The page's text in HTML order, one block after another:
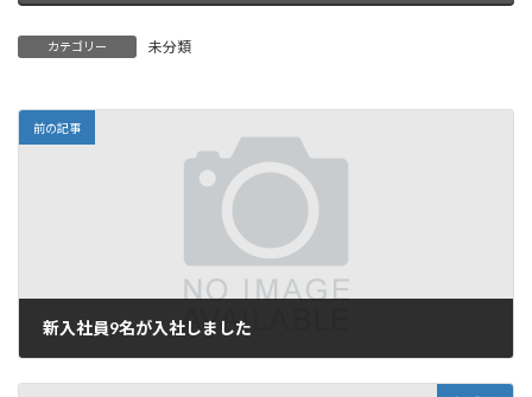
カテゴリー 未分類
前の記事
新入社員9名が入社しました